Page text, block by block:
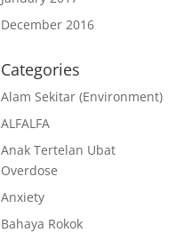
December 2016
Categories
Alam Sekitar (Environment)
ALFALFA
Anak Tertelan Ubat
Overdose
Anxiety
Bahaya Rokok